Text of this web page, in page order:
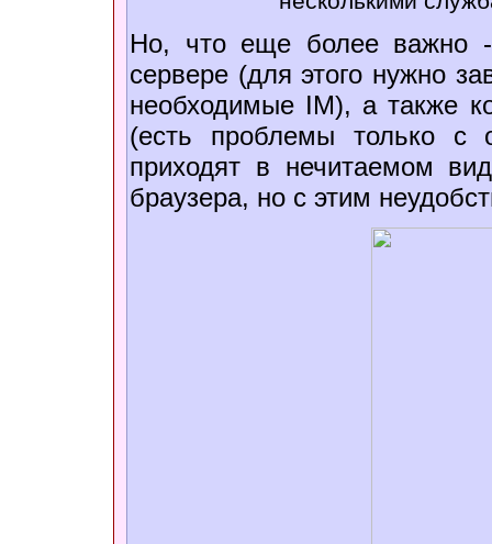
Но, что еще более важно
сервере (для этого нужно
необходимые IM), а также
(есть проблемы только
приходят в нечитаемом
браузера, но с этим